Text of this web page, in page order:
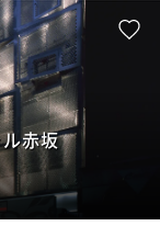
赤坂